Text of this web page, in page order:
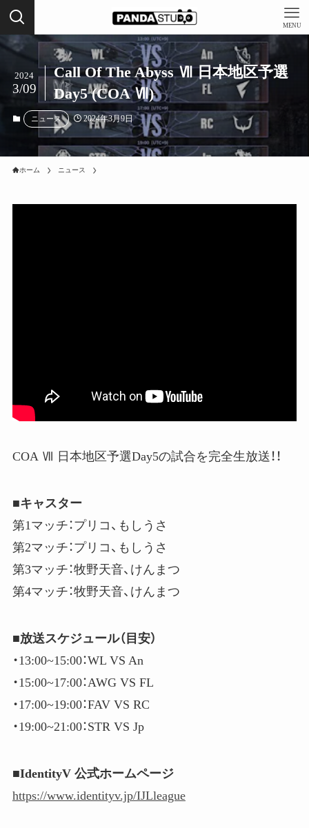
MENU
Call Of The Abyss Ⅶ 日本地区予選
Day5 (COA Ⅶ)
2024
3/09
ニュース 2024年3月9日
ホーム ニュース
COA Ⅶ 日本地区予選Day5の試合を完全生放送！！
■キャスター
第1マッチ：プリコ、もしうさ
第2マッチ：プリコ、もしうさ
第3マッチ：牧野天音、けんまつ
第4マッチ：牧野天音、けんまつ
■放送スケジュール（目安）
・13:00​​~15:00​​：WL VS An
・15:00​​~17:00​​：AWG VS FL
・17:00​​~19:00​​：FAV VS RC
・19:00​​~21:00​​：STR VS Jp
■IdentityV 公式ホームページ
https://www.identityv.jp/IJLleague